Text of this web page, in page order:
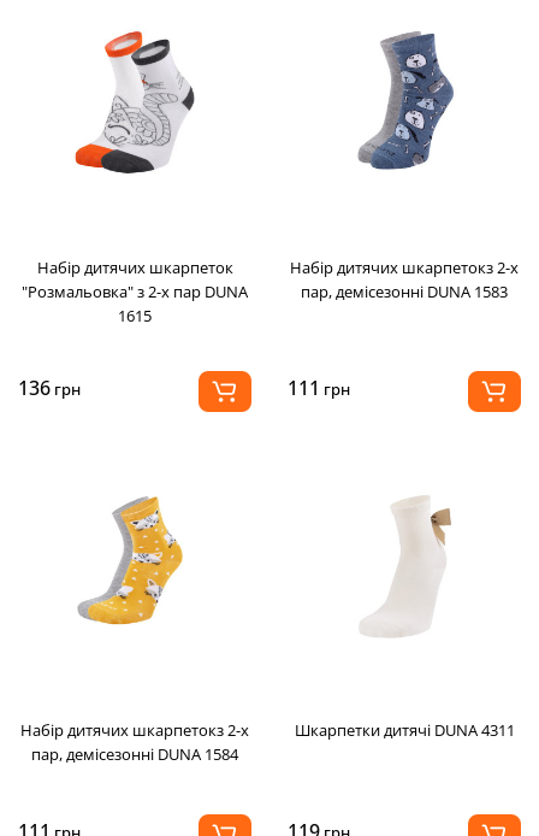
Набір дитячих шкарпеток
"Розмальовка" з 2-х пар DUNA
1615
136 грн
Набір дитячих шкарпетокз 2-х
пар, демісезонні DUNA 1583
111 грн
Набір дитячих шкарпетокз 2-х
пар, демісезонні DUNA 1584
Шкарпетки дитячі DUNA 4311